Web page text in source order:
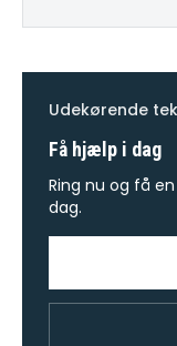
Udekørende
Få hjælp i dag
Ring nu og få
dag.